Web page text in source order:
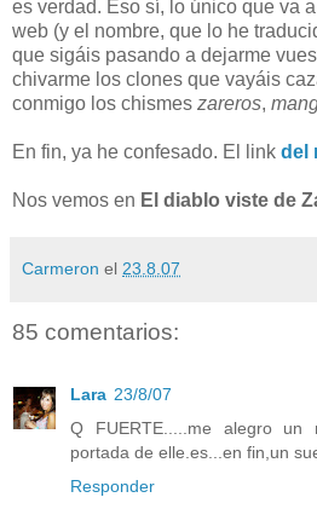
es verdad. Eso sí, lo único que va
web (y el nombre, que lo he
que sigáis pasando a dejarme
chivarme los clones que vayáis
conmigo los chismes zareros,
En fin, ya he confesado. El link del
Nos vemos en El diablo viste de
Carmeron el 23.8.07
85 comentarios:
Lara 23/8/07
Q FUERTE.....me alegro
portada de elle.es...en fin,un
Responder